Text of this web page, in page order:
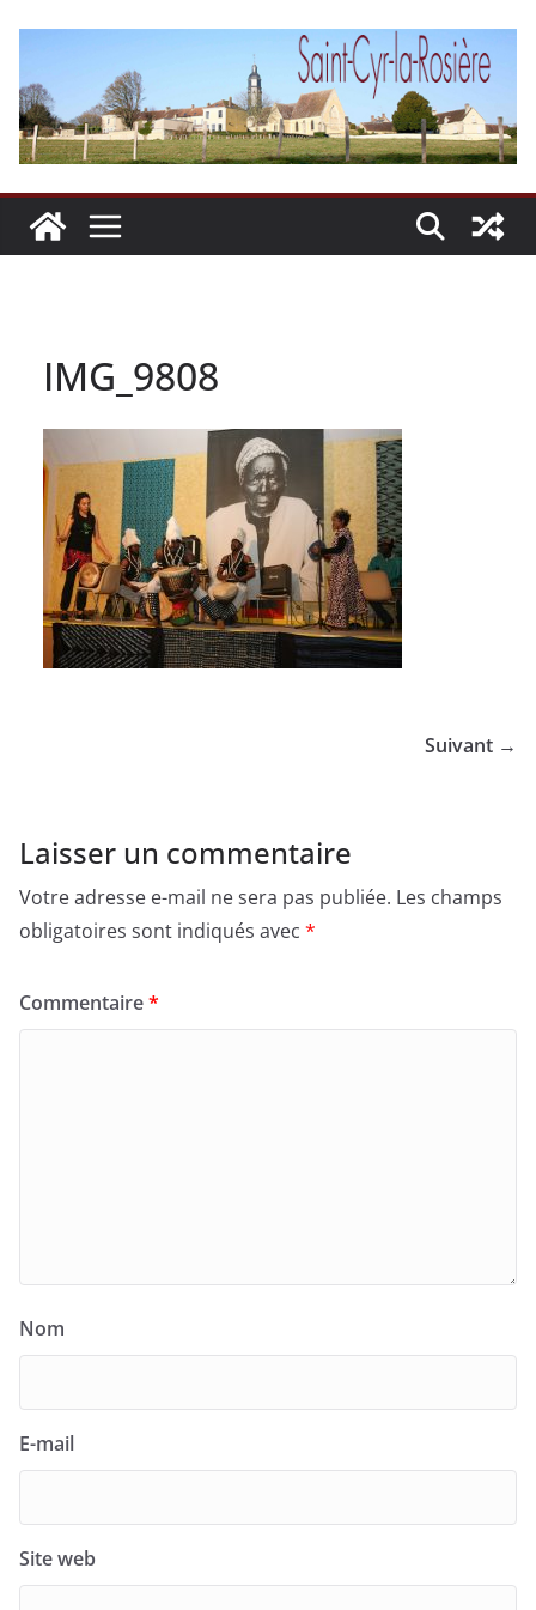
contenu
IMG_9808
Suivant →
Laisser un commentaire
Votre adresse e-mail ne sera pas publiée. Les champs
obligatoires sont indiqués avec *
Commentaire*
Nom
E-mail
Site web